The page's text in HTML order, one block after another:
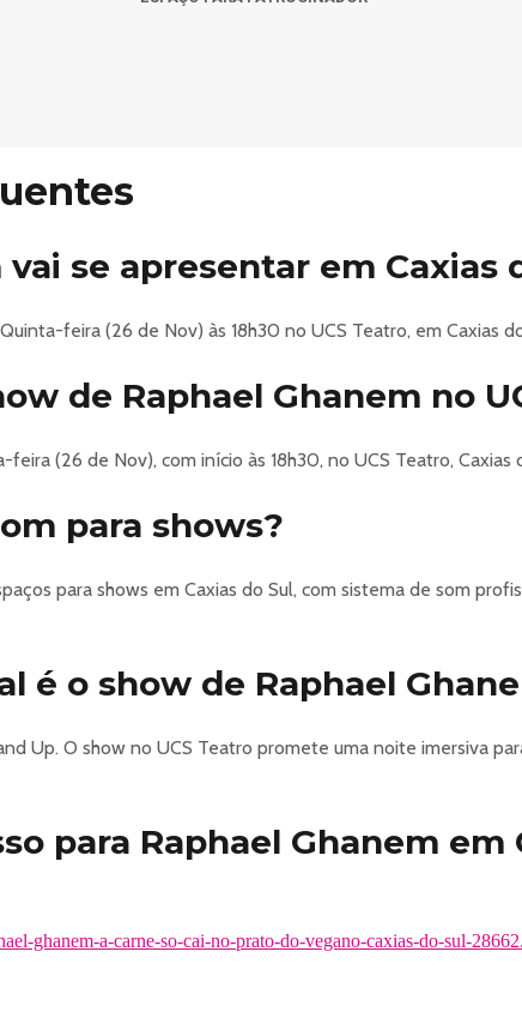
se apresentar em Caxias
feira (26 de Nov) às 18h30 no UCS Teatro, em Caxias
de Raphael Ghanem no
(26 de Nov), com início às 18h30, no UCS Teatro, Caxias
para shows?
para shows em Caxias do Sul, com sistema de som
é o show de Raphael
Up. O show no UCS Teatro promete uma noite imersiva
para Raphael Ghanem em
ghanem-a-carne-so-cai-no-prato-do-vegano-caxias-do-sul-28662.